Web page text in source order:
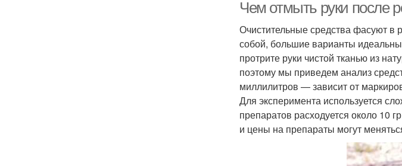
Чем отмыть руки после
Очистительные средства фасуют в
собой, большие варианты
протрите руки чистой тканью из
поэтому мы приведем анализ
миллилитров — зависит от
Для эксперимента используется
препаратов расходуется около 10
и цены на препараты могут